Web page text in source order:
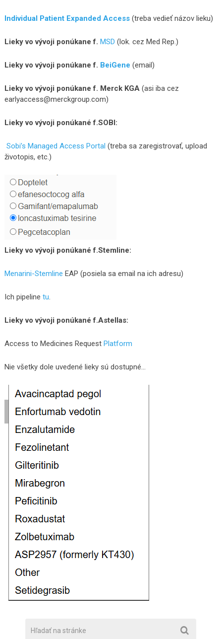
Individual Patient Expanded Access(treba vedieť názov lieku)
Lieky vo vývoji ponúkane f. MSD (lok. cez Med Rep.)
Lieky vo vývoji ponúkane f. BeiGene (email)
Lieky vo vývoji ponúkane f. Merck KGA(asi iba cez
earlyaccess@merckgroup.com)
Lieky vo vývoji ponúkané f.SOBI:
Sobi’s Managed Access Portal (treba sa zaregistrovať, upload
životopis, etc.)
Lieky vo vývoji ponúkané f.Stemline:
Menarini-Stemline EAP (posiela sa email na ich adresu)
Ich pipeline tu.
Lieky vo vývoji ponúkané f.Astellas:
Access to Medicines Request Platform
Nie všetky dole uvedené lieky sú dostupné…